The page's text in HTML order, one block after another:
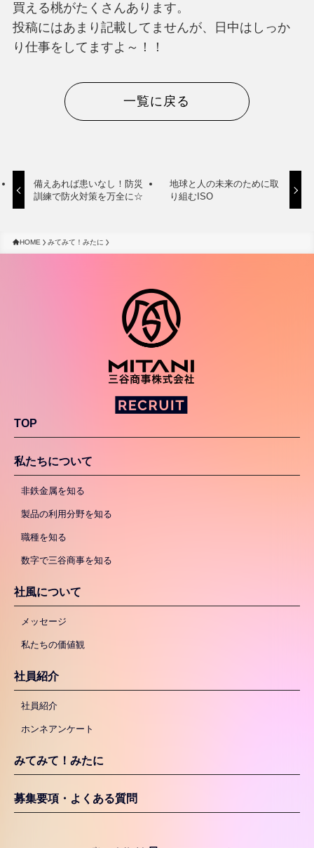
買える桃がたくさんあります。
投稿にはあまり記載してませんが、日中はしっか
り仕事をしてますよ～！！
一覧に戻る
備えあれば患いなし！防災
訓練で防火対策を万全に☆
地球と人の未来のために取
り組むISO
HOME みてみて！みたに
TOP
私たちについて
非鉄金属を知る
製品の利用分野を知る
職種を知る
数字で三谷商事を知る
社風について
メッセージ
私たちの価値観
社員紹介
社員紹介
ホンネアンケート
みてみて！みたに
募集要項・よくある質問